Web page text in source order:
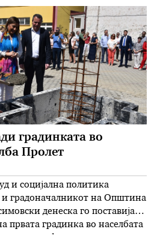
3 (кај Сити Мол) до
градинката во
Пролет
и социјална политика
и градоначалникот на Општина
денеска го поставија
првата градинка во населбата